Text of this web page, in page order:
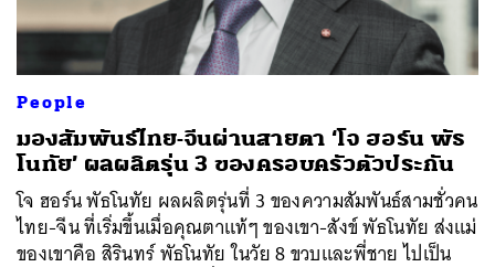
People
มองสัมพันธ์ไทย-จีนผ่านสายตา ‘โจ ฮอร์น พัธ
โนทัย’ ผลผลิตรุ่น 3 ของครอบครัวตัวประกัน
โจ ฮอร์น พัธโนทัย ผลผลิตรุ่นที่ 3 ของความสัมพันธ์สามชั่วคน
ไทย-จีน ที่เริ่มขึ้นเมื่อคุณตาแท้ๆ ของเขา-สังข์ พัธโนทัย ส่งแม่
ของเขาคือ สิรินทร์ พัธโนทัย ในวัย 8 ขวบและพี่ชาย ไปเป็น
SHARE TWEET LINE EMAIL